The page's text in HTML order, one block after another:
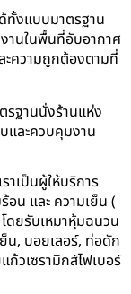
ทั้งแบบมาตรฐาน
นในพื้นที่อับอากาศ
ความถูกต้องตามที่
ฐานนั่งร้านแห่ง
และควบคุมงาน
ราเป็นผู้ให้บริการ
น และ ความเย็น (
ยรับเหมาหุ้มฉนวน
น, บอยเลอร์, ท่อดัก
ก้วเซรามิกส์ไฟเบอร์